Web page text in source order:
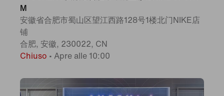
M
安徽省合肥市蜀山区望江西路128号1楼北门NIKE店
铺
合肥, 安徽, 230022, CN
Chiuso • Apre alle 10:00